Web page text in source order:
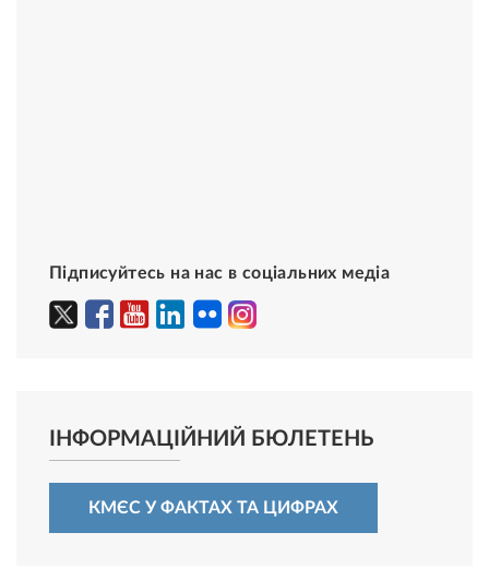
Підписуйтесь на нас в соціальних медіа
ІНФОРМАЦІЙНИЙ БЮЛЕТЕНЬ
КМЄС У ФАКТАХ ТА ЦИФРАХ